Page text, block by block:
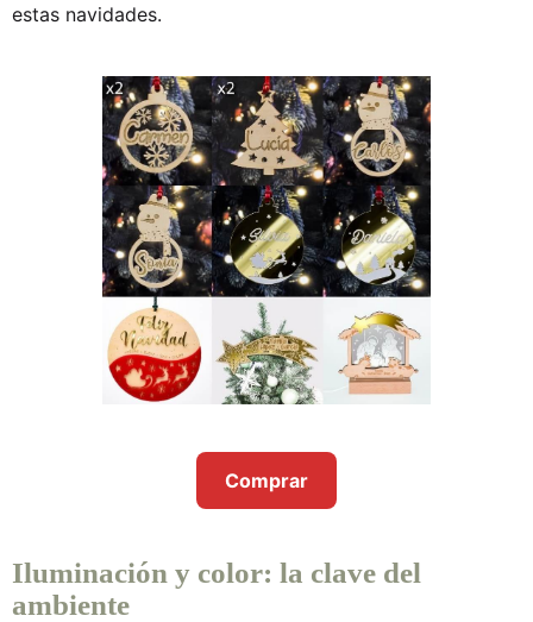
estas navidades.
Comprar
Iluminación y color: la clave del
ambiente